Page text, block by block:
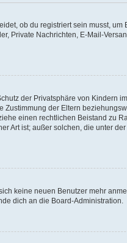
ob du registriert sein musst,
Private Nachrichten, E-Mail-
der Privatsphäre von Kindern
der Eltern
einen rechtlichen Beistand zu
ist; außer solchen, die unter
keine neuen Benutzer mehr
dich an die Board-Administration.